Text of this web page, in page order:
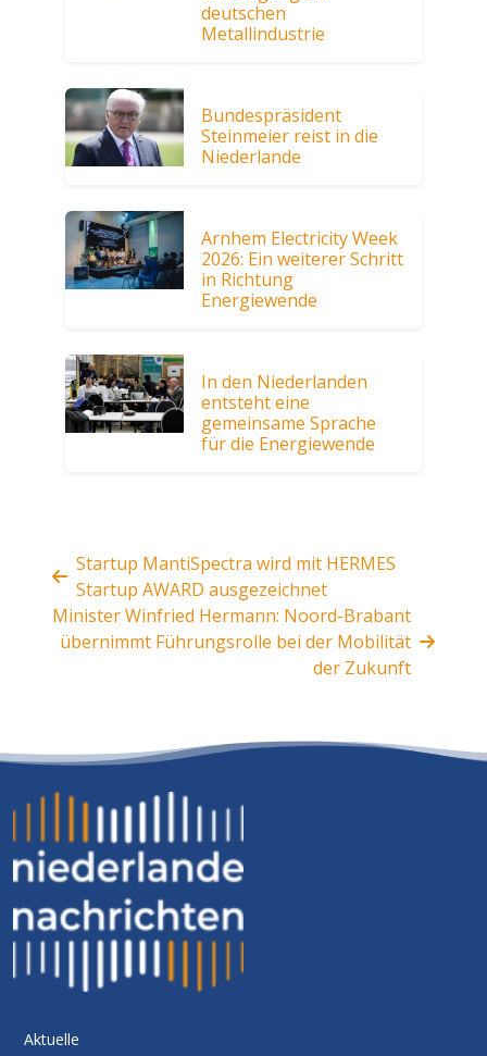
deutschen
Metallindustrie
Bundespräsident
Steinmeier reist in die
Niederlande
Arnhem Electricity Week
2026: Ein weiterer Schritt
in Richtung
Energiewende
In den Niederlanden
entsteht eine
gemeinsame Sprache
für die Energiewende
Startup MantiSpectra wird mit HERMES
Startup AWARD ausgezeichnet
Minister Winfried Hermann: Noord-Brabant
übernimmt Führungsrolle bei der Mobilität
der Zukunft
Aktuelle